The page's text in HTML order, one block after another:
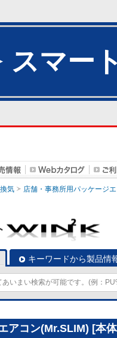
スマー
気 店舗・事務所用パッケージ
キーワードから製品情
アコン(Mr.SLIM) [本